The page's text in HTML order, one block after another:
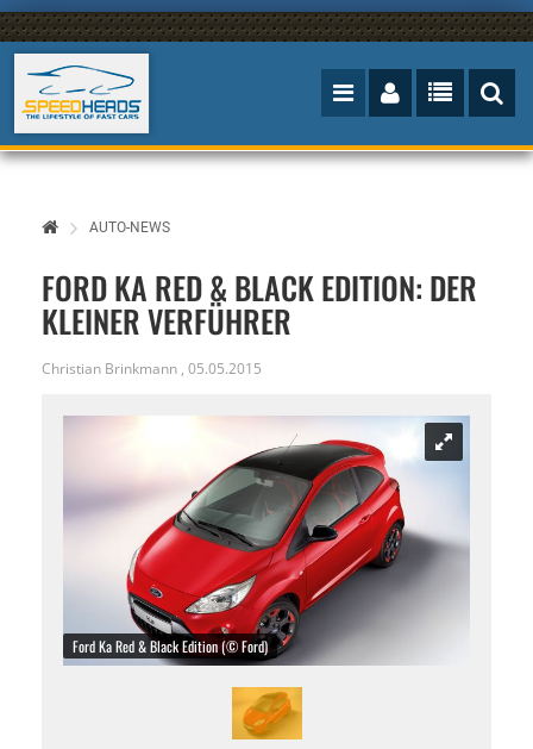
AUTO-NEWS
FORD KA RED & BLACK EDITION: DER
KLEINER VERFÜHRER
Christian Brinkmann , 05.05.2015
Ford Ka Red & Black Edition (© Ford)